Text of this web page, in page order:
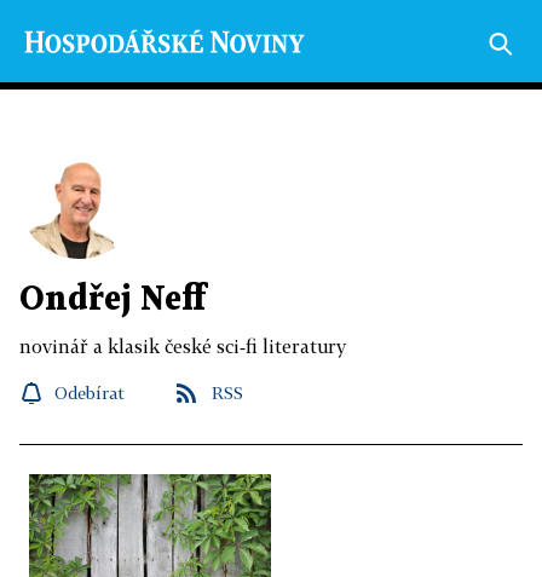
Ondřej Neff
novinář a klasik české sci‑fi literatury
Odebírat RSS